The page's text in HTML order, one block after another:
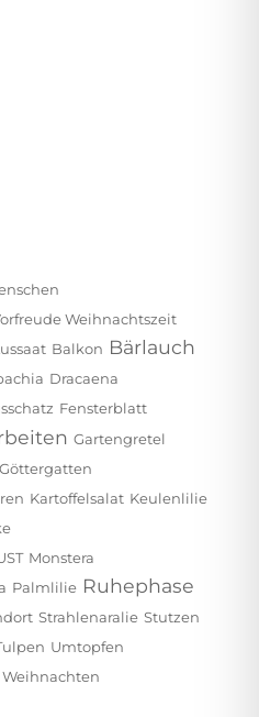
Weihnachtszeit
Balkon Bärlauch
Dracaena
Fensterblatt
Gartengretel
Göttergatten
Kartoffelsalat Keulenlilie
Monstera
Palmlilie Ruhephase
Strahlenaralie Stutzen
Umtopfen
Weihnachten